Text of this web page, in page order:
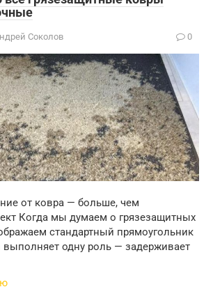
Соколов 0
от ковра — больше, чем
Когда мы думаем о грязезащитных
стандартный прямоугольник
выполняет одну роль — задерживает